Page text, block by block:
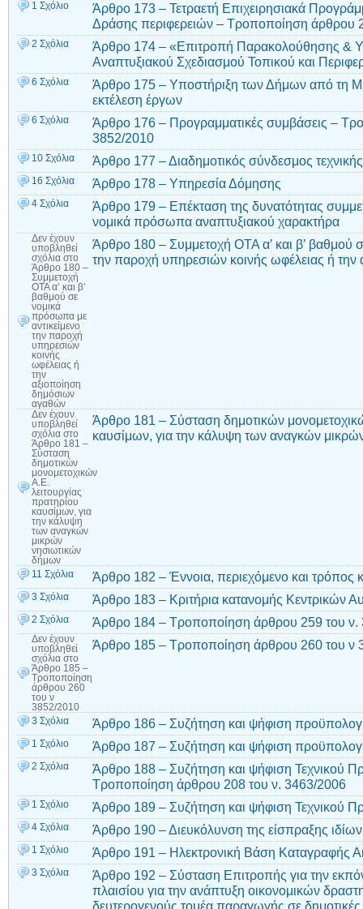
1 Σχόλιο
Άρθρο 173 – Τετραετή Επιχειρησιακά
Δράσης περιφερειών – Τροποποίηση άρθρου
2 Σχόλια
Άρθρο 174 – «Επιτροπή Παρακολούθησης &
Αναπτυξιακού Σχεδιασμού Τοπικού και
6 Σχόλια
Άρθρο 175 – Υποστήριξη των Δήμων από τη
εκτέλεση έργων
6 Σχόλια
Άρθρο 176 – Προγραμματικές συμβάσεις –
3852/2010
10 Σχόλια Άρθρο 177 – Διαδημοτικός σύνδεσμος
16 Σχόλια Άρθρο 178 – Υπηρεσία Δόμησης
4 Σχόλια
Άρθρο 179 – Επέκταση της δυνατότητας
νομικά πρόσωπα αναπτυξιακού χαρακτήρα
Δεν έχουν
υποβληθεί
σχόλια στο
Άρθρο 180 –
Συμμετοχή
ΟΤΑ α’ και β’
βαθμού σε
νομικά
πρόσωπα με
αντικείμενο
την παροχή
υπηρεσιών
κοινής
ωφέλειας ή
την
αξιοποίηση
δημόσιων
αγαθών
Άρθρο 180 – Συμμετοχή ΟΤΑ α’ και β’ βαθμού
την παροχή υπηρεσιών κοινής ωφέλειας ή
Δεν έχουν
υποβληθεί
σχόλια στο
Άρθρο 181 –
Σύσταση
δημοτικών
μονομετοχικών
Α.Ε.
λειτουργίας
πρατηρίου
καυσίμων, για
την κάλυψη
των αναγκών
μικρών
νησιωτικών
δήμων
Άρθρο 181 – Σύσταση δημοτικών
καυσίμων, για την κάλυψη των αναγκών
11 Σχόλια Άρθρο 182 – Έννοια, περιεχόμενο και τρόπος
3 Σχόλια Άρθρο 183 – Κριτήρια κατανομής Κεντρικών
2 Σχόλια Άρθρο 184 – Τροποποίηση άρθρου 259 του ν.
Δεν έχουν
υποβληθεί
σχόλια στο
Άρθρο 185 –
Τροποποίηση
άρθρου 260
του ν
3852/2010
Άρθρο 185 – Τροποποίηση άρθρου 260 του ν
3 Σχόλια Άρθρο 186 – Συζήτηση και ψήφιση
1 Σχόλιο Άρθρο 187 – Συζήτηση και ψήφιση
2 Σχόλια
Άρθρο 188 – Συζήτηση και ψήφιση Τεχνικού
Τροποποίηση άρθρου 208 του ν. 3463/2006
1 Σχόλιο Άρθρο 189 – Συζήτηση και ψήφιση Τεχνικού
4 Σχόλια Άρθρο 190 – Διευκόλυνση της είσπραξης
1 Σχόλιο Άρθρο 191 – Ηλεκτρονική Βάση Καταγραφής
3 Σχόλια
Άρθρο 192 – Σύσταση Επιτροπής για την
πλαισίου για την ανάπτυξη οικονομικών
δευτερογενούς τομέα παραγωγής σε δημοτικές